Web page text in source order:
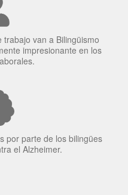
trabajo van a Bilingüismo
impresionante en los
por parte de los bilingües